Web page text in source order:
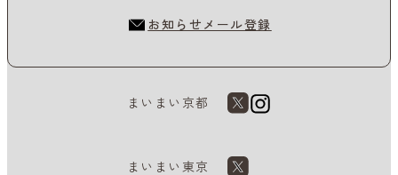
お知らせメール登録
まいまい京都
まいまい東京